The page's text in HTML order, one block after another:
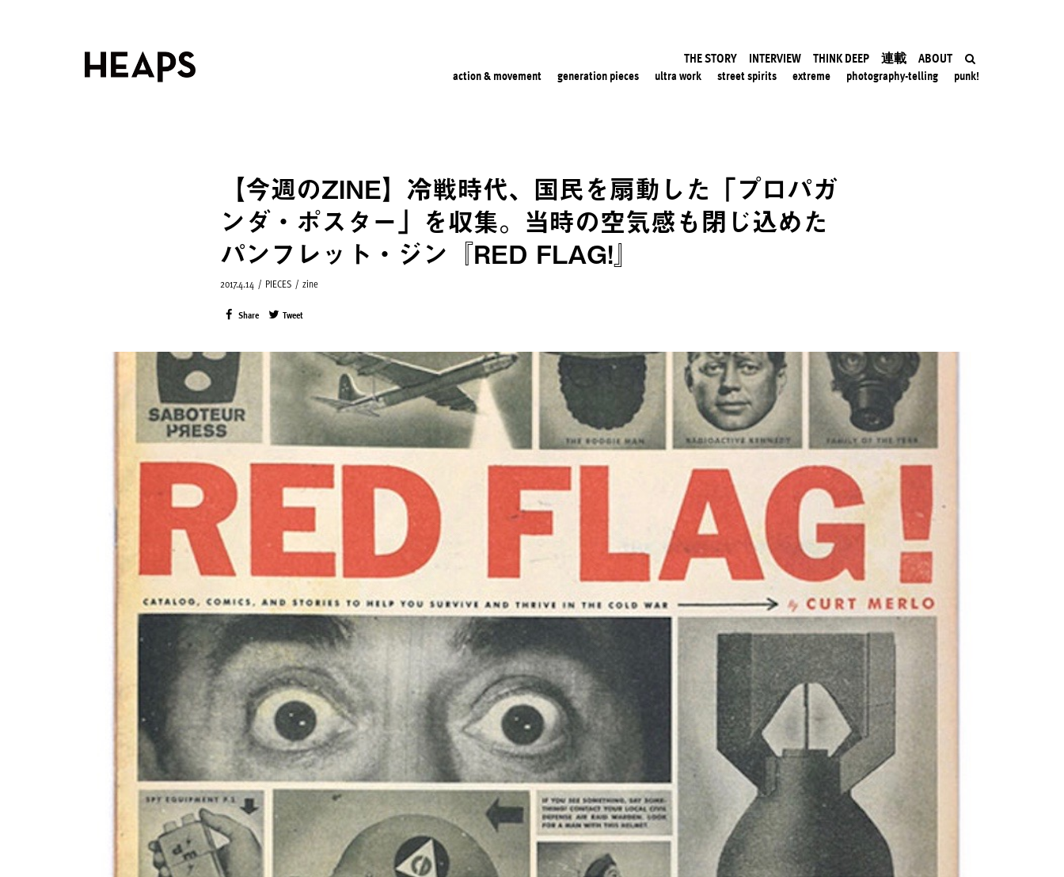
THE STORY INTERVIEW THINK DEEP 連載 ABOUT
action & movement generation pieces ultra work street spirits extreme photography-telling punk!
【今週のZINE】冷戦時代、国民を扇動した「プロパガ
ンダ・ポスター」を収集。当時の空気感も閉じ込めた
パンフレット・ジン『RED FLAG!』
2017.4.14 / PIECES / zine
Share Tweet